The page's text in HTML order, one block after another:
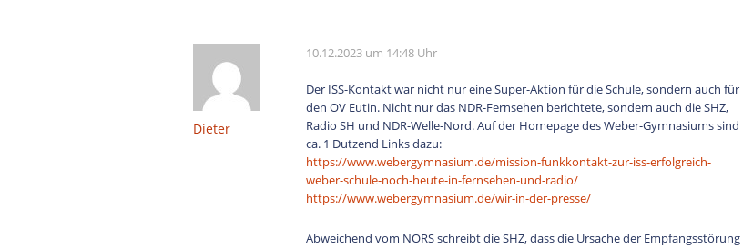
Dieter
10.12.2023 um 14:48 Uhr
Der ISS-Kontakt war nicht nur eine Super-Aktion für die Schule, sondern auch für
den OV Eutin. Nicht nur das NDR-Fernsehen berichtete, sondern auch die SHZ,
Radio SH und NDR-Welle-Nord. Auf der Homepage des Weber-Gymnasiums sind
ca. 1 Dutzend Links dazu:
https://www.webergymnasium.de/mission-funkkontakt-zur-iss-erfolgreich-
weber-schule-noch-heute-in-fernsehen-und-radio/
https://www.webergymnasium.de/wir-in-der-presse/
Abweichend vom NORS schreibt die SHZ, dass die Ursache der Empfangsstörung